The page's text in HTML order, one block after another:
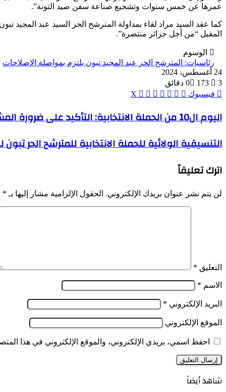
عمرها عن خمس سنوات وتشجيع صناعة سفن صيد التونة”.
المقبل “من أجل جزائر منتصرة”.
الوسوم
رئاسيات: المترشح الحر عبد المجيد تبون يلتزم بمواصلة الإصلاحات
24 أغسطس، 2024
0
173
3 دقائق
فيسبوك
‫X
بينتيريست
ماسنجر
ماسنجر
واتسابڤايبر
اليوم
ال10
الحملة
الانتخابية:
على
المشاركة
القوية
اليوم ال10 من الحملة الانتخابية: التأكيد على ضرورة المشاركة القوية في رئاسيات 7 سبتمبر
التنسيقية
الولائية
الانتخابية
للمترشح
تبون
العاصمة
لمناقشة
برنامجه
وتقديم
التنسيقية الولائية للحملة الانتخابية للمترشح الحر
اترك تعليقاً
لن يتم نشر عنوان بريدك الإلكتروني. الحقول الإلزامية مشار إليها بـ *
التعليق *
الاسم *
البريد الإلكتروني *
الموقع الإلكتروني
احفظ اسمي، بريدي الإلكتروني، والموقع الإلكتروني في هذا
شاهد أيضاً